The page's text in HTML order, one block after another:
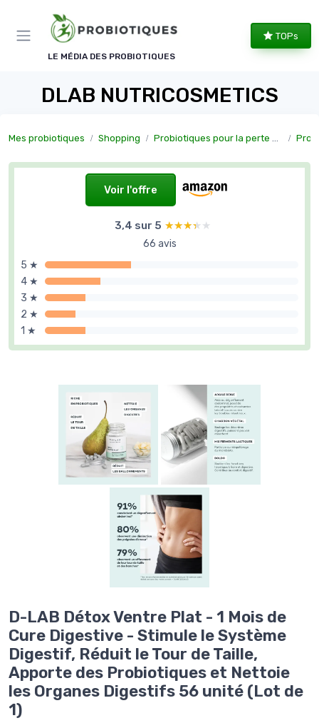
LE MÉDIA DES PROBIOTIQUES
TOPs
DLAB NUTRICOSMETICS
Mes probiotiques Shopping Probiotiques pour la perte de poids
Voir l'offre
3,4 sur 5 ★★★★★
★★★★★
66 avis
5 ★
4 ★
3 ★
2 ★
1 ★
D-LAB Détox Ventre Plat - 1 Mois de
Cure Digestive - Stimule le Système
Digestif, Réduit le Tour de Taille,
Apporte des Probiotiques et Nettoie
les Organes Digestifs 56 unité (Lot de
1)